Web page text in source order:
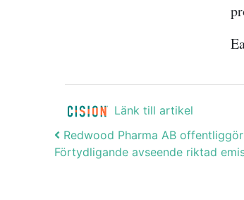
Länk till artikel
Post navigation
Redwood Pharma AB
Förtydligande avseende riktad